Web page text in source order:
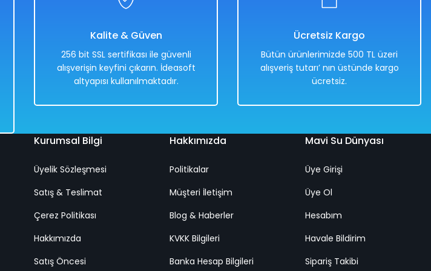
TL
1969 Cadillac Eldorado Biarritz 1:18 Ölçekli Klasik Araba Pembe Renkli 30 Cm
8.838,00 TL
Kalite & Güven
256 bit SSL sertifikası ile güvenli
alışverişin keyfini çıkarın. İdeasoft
altyapısı kullanılmaktadır.
Ücretsiz Kargo
Bütün ürünlerimizde 500 TL üzeri
alışveriş tutarı’ nın üstünde kargo
ücretsiz.
Kurumsal Bilgi
Üyelik Sözleşmesi
Satış & Teslimat
Çerez Politikası
Hakkımızda
Satış Öncesi
Hakkımızda
Politikalar
Müşteri İletişim
Blog & Haberler
KVKK Bilgileri
Banka Hesap Bilgileri
Mavi Su Dünyası
Üye Girişi
Üye Ol
Hesabım
Havale Bildirim
Sipariş Takibi